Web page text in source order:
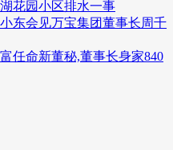
花园小区排水一事
东会见万宝集团董事长周千
任命新董秘,董事长身家840